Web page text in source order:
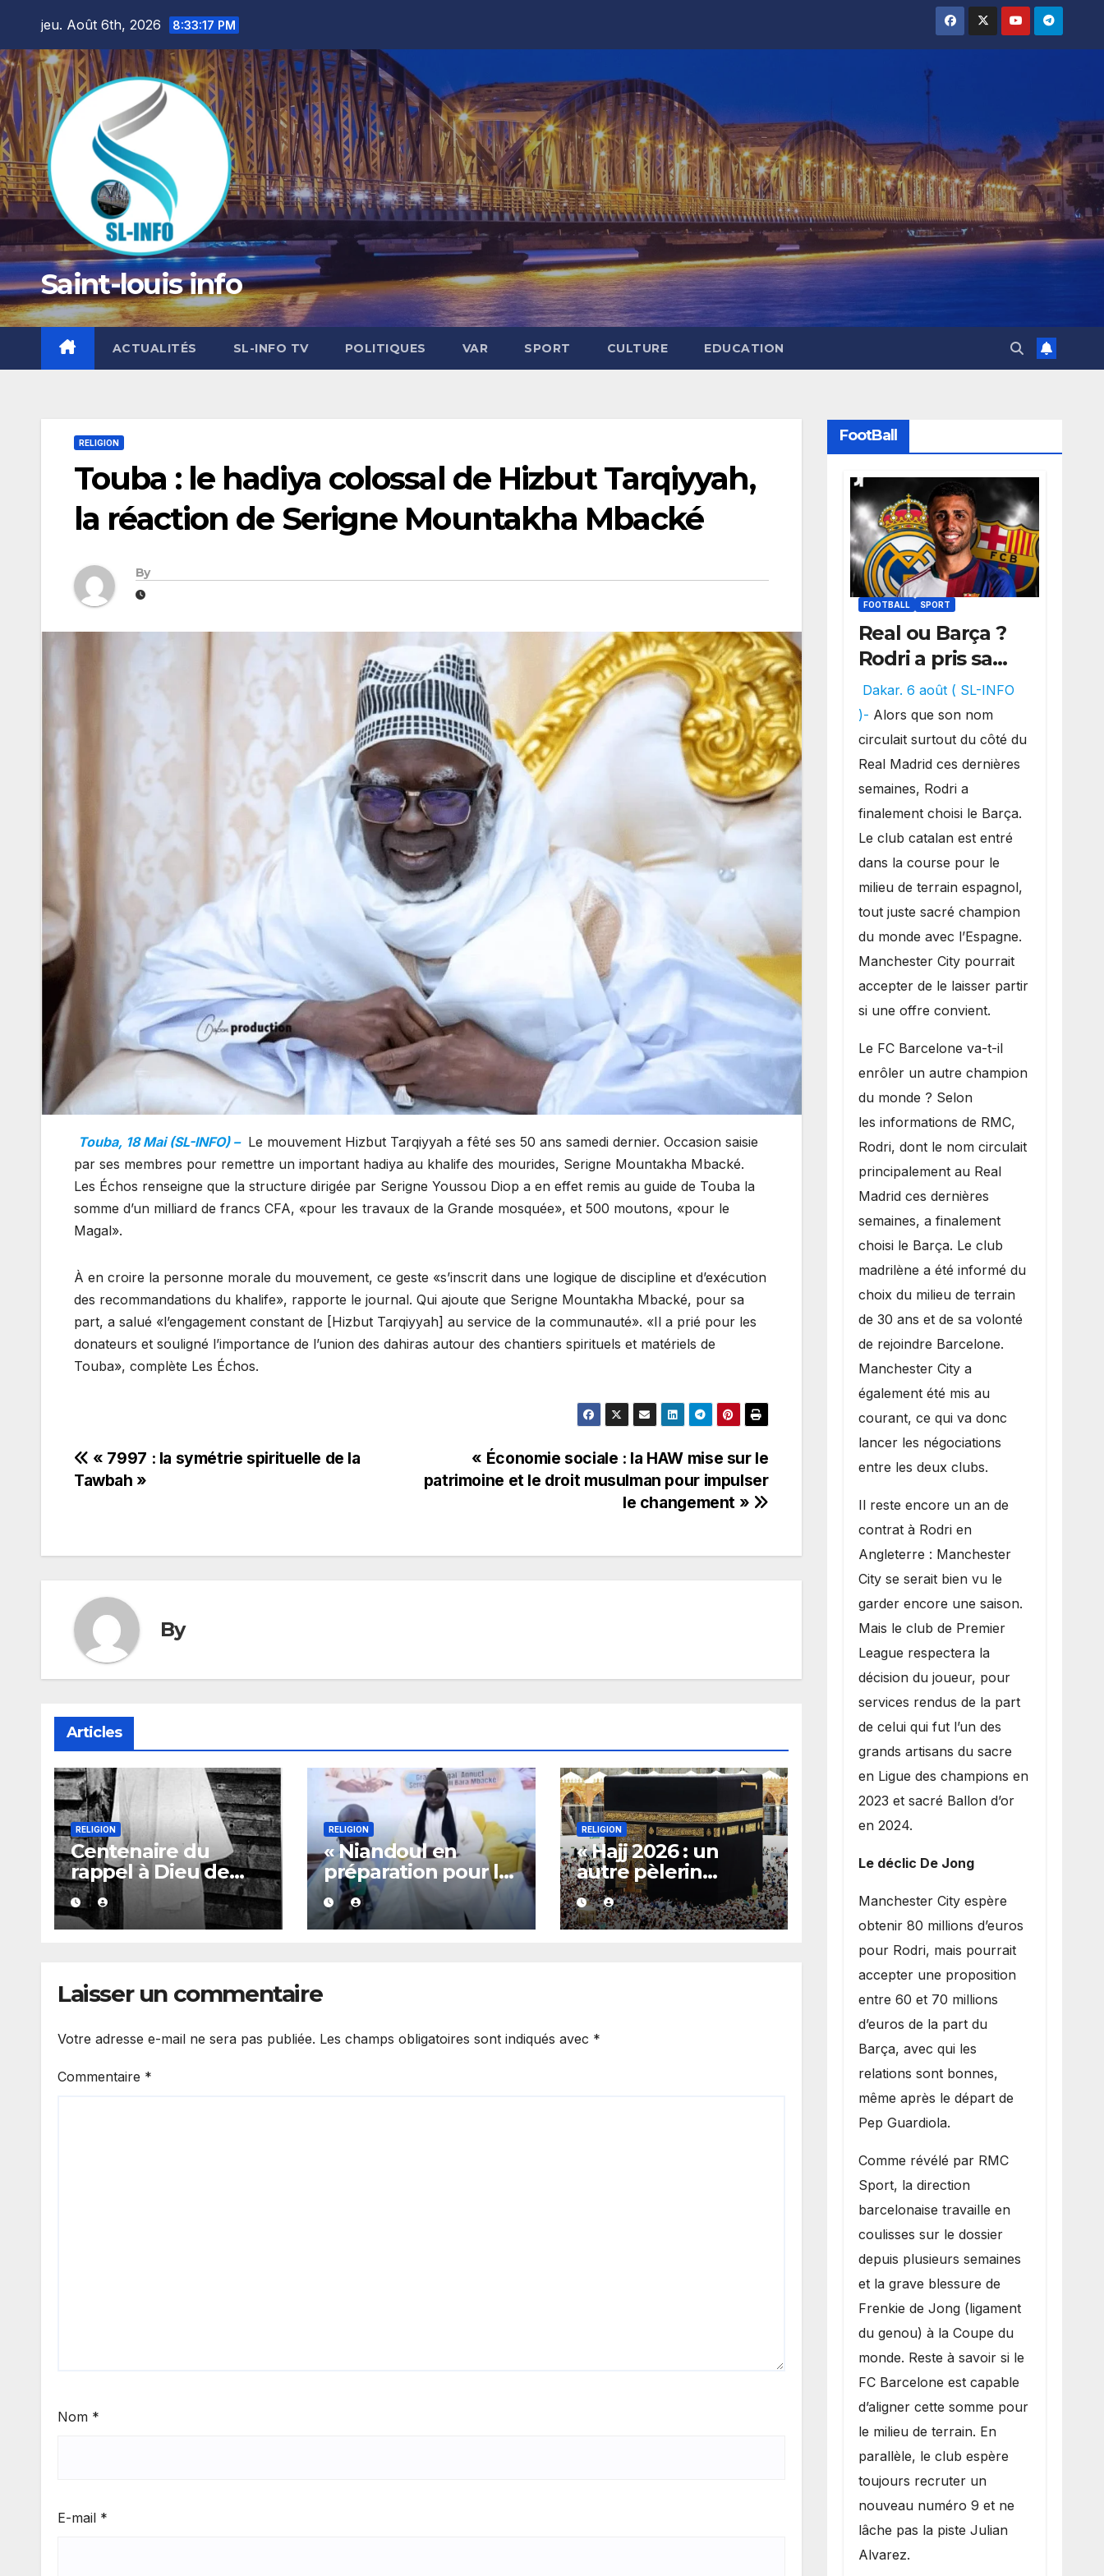
content
jeu. Août 6th, 2026 8:33:18 PM
Saint-louis info
ACTUALITÉS SL-INFO TV POLITIQUES VAR SPORT CULTURE EDUCATION
RELIGION
Touba : le hadiya colossal de Hizbut Tarqiyyah,
la réaction de Serigne Mountakha Mbacké
By
Touba, 18 Mai (SL-INFO) – Le mouvement Hizbut Tarqiyyah a fêté ses 50 ans samedi dernier. Occasion saisie
par ses membres pour remettre un important hadiya au khalife des mourides, Serigne Mountakha Mbacké.
Les Échos renseigne que la structure dirigée par Serigne Youssou Diop a en effet remis au guide de Touba la
somme d’un milliard de francs CFA, «pour les travaux de la Grande mosquée», et 500 moutons, «pour le
Magal».
À en croire la personne morale du mouvement, ce geste «s’inscrit dans une logique de discipline et d’exécution
des recommandations du khalife», rapporte le journal. Qui ajoute que Serigne Mountakha Mbacké, pour sa
part, a salué «l’engagement constant de [Hizbut Tarqiyyah] au service de la communauté». «Il a prié pour les
donateurs et souligné l’importance de l’union des dahiras autour des chantiers spirituels et matériels de
Touba», complète Les Échos.
Navigation
« Économie sociale : la HAW mise sur le
patrimoine et le droit musulman pour impulser
le changement »
« 7997 : la symétrie spirituelle de la
Tawbah »
By
Articles
RELIGION
Centenaire du
rappel à Dieu de
Serigne Touba :
Majalis dévoile un
programme
RELIGION
« Niandoul en
préparation pour le
Grand Magal de
Serigne Yadali Bara
Mbacké prévu le 30
RELIGION
« Hajj 2026 : un
autre pèlerin
sénégalais décède
en Arabie saoudite
ce lundi »
Laisser un commentaire
Votre adresse e-mail ne sera pas publiée. Les champs obligatoires sont indiqués avec *
Commentaire *
Nom *
E-mail *
FootBall
FOOTBALL SPORT
Real ou Barça ?
Rodri a pris sa
décision, un
choix qui
pourrait faire
grand bruit sur
le marché des
transferts.
Dakar. 6 août ( SL-INFO
)- Alors que son nom
circulait surtout du côté du
Real Madrid ces dernières
semaines, Rodri a
finalement choisi le Barça.
Le club catalan est entré
dans la course pour le
milieu de terrain espagnol,
tout juste sacré champion
du monde avec l’Espagne.
Manchester City pourrait
accepter de le laisser partir
si une offre convient.
​Le FC Barcelone va-t-il
enrôler un autre champion
du monde ? Selon
les informations de RMC,
Rodri, dont le nom circulait
principalement au Real
Madrid ces dernières
semaines, a finalement
choisi le Barça. Le club
madrilène a été informé du
choix du milieu de terrain
de 30 ans et de sa volonté
de rejoindre Barcelone.
Manchester City a
également été mis au
courant, ce qui va donc
lancer les négociations
entre les deux clubs.
​Il reste encore un an de
contrat à Rodri en
Angleterre : Manchester
City se serait bien vu le
garder encore une saison.
Mais le club de Premier
League respectera la
décision du joueur, pour
services rendus de la part
de celui qui fut l’un des
grands artisans du sacre
en Ligue des champions en
2023 et sacré Ballon d’or
en 2024.
Le déclic De Jong
​Manchester City espère
obtenir 80 millions d’euros
pour Rodri, mais pourrait
accepter une proposition
entre 60 et 70 millions
d’euros de la part du
Barça, avec qui les
relations sont bonnes,
même après le départ de
Pep Guardiola.
​Comme révélé par RMC
Sport, la direction
barcelonaise travaille en
coulisses sur le dossier
depuis plusieurs semaines
et la grave blessure de
Frenkie de Jong (ligament
du genou) à la Coupe du
monde. Reste à savoir si le
FC Barcelone est capable
d’aligner cette somme pour
le milieu de terrain. En
parallèle, le club espère
toujours recruter un
nouveau numéro 9 et ne
lâche pas la piste Julian
Alvarez.